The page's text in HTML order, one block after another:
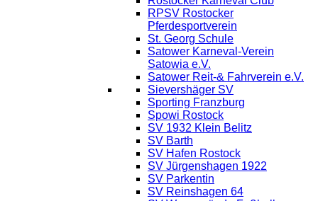
RPSV Rostocker
Pferdesportverein
St. Georg Schule
Satower Karneval-Verein
Satowia e.V.
Satower Reit-& Fahrverein e.V.
Sievershäger SV
Sporting Franzburg
Spowi Rostock
SV 1932 Klein Belitz
SV Barth
SV Hafen Rostock
SV Jürgenshagen 1922
SV Parkentin
SV Reinshagen 64